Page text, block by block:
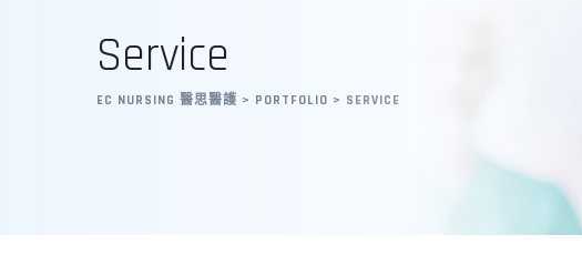
Service
EC NURSING 醫思醫護 > PORTFOLIO > SERVICE